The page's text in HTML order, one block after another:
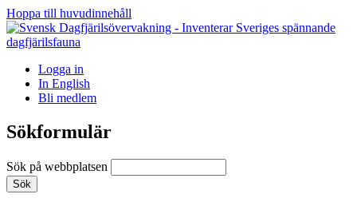
Hoppa till huvudinnehåll
Logga in
In English
Bli medlem
Sökformulär
Sök på webbplatsen